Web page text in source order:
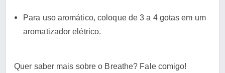
Para uso aromático, coloque de 3 a 4 gotas em um
aromatizador elétrico.
Quer saber mais sobre o Breathe? Fale comigo!